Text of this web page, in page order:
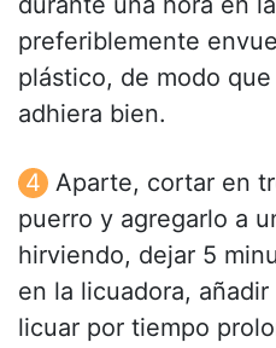
preferiblemente
plástico, de modo
adhiera bien.
Aparte, cortar en
puerro y agregarlo a
hirviendo, dejar 5
en la licuadora,
licuar por tiempo